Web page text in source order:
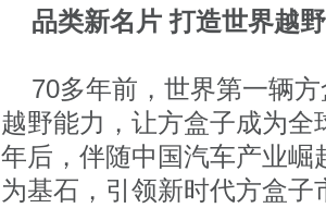
品类新名片 打造世界越
70多年前，世界第一辆
越野能力，让方盒子成为
年后，伴随中国汽车产业
为基石，引领新时代方盒